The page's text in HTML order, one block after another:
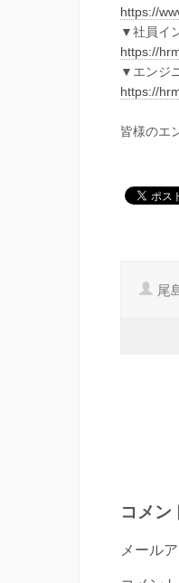
https://
▼社員イ
https://
▼エンジ
https://
皆様のエ
尾
コメン
メール